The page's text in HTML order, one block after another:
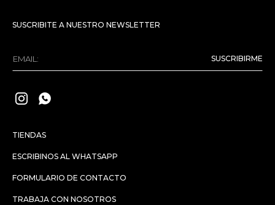
TIENDAS
ESCRIBINOS AL WHATSAPP
FORMULARIO DE CONTACTO
TRABAJA CON NOSOTROS
SUSCRIBITE A NUESTRO NEWSLETTER
SUSCRIBIRME
 